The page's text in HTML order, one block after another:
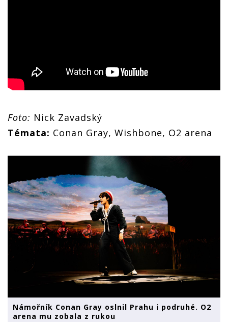
Foto: Nick Zavadský
Témata: Conan Gray, Wishbone, O2 arena
Námořník Conan Gray oslnil Prahu i podruhé. O2
arena mu zobala z rukou